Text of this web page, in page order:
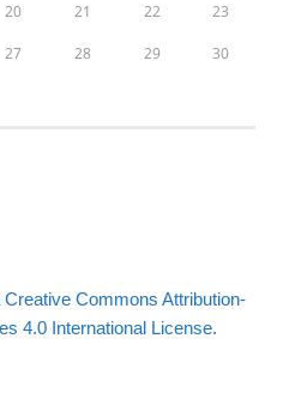
20 21 22 23
27 28 29 30
Commons Attribution-
4.0 International License.